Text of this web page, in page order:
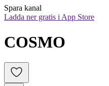
Spara kanal
Ladda ner gratis i App Store
COSMO